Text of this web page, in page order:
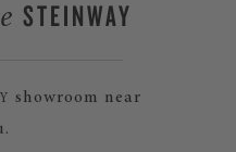
STEINWAY
showroom near